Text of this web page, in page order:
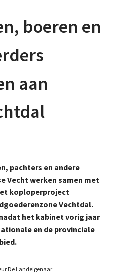
boeren en
aan
pachters en andere
Vecht werken samen met
koploperproject
Vechtdal.
het kabinet vorig jaar
en de provinciale
De Landeigenaar
Nieuwsbrief
Dossiers